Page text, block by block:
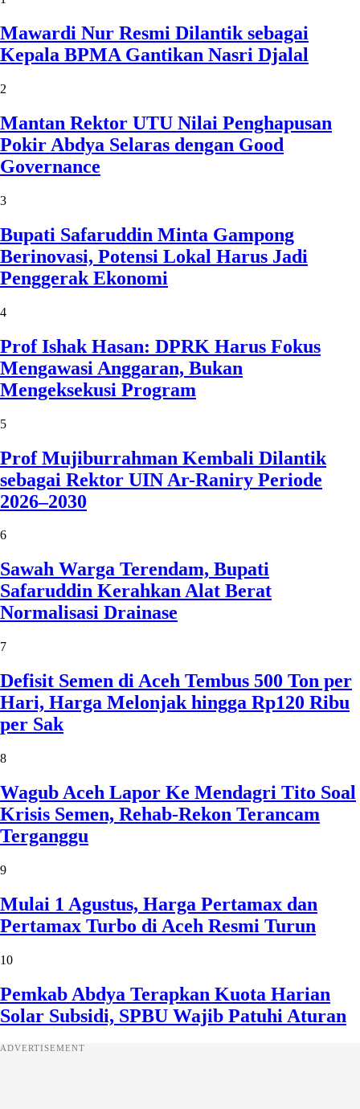
Mawardi Nur Resmi Dilantik sebagai
Kepala BPMA Gantikan Nasri Djalal
2
Mantan Rektor UTU Nilai Penghapusan
Pokir Abdya Selaras dengan Good
Governance
3
Bupati Safaruddin Minta Gampong
Berinovasi, Potensi Lokal Harus Jadi
Penggerak Ekonomi
4
Prof Ishak Hasan: DPRK Harus Fokus
Mengawasi Anggaran, Bukan
Mengeksekusi Program
5
Prof Mujiburrahman Kembali Dilantik
sebagai Rektor UIN Ar-Raniry Periode
2026–2030
6
Sawah Warga Terendam, Bupati
Safaruddin Kerahkan Alat Berat
Normalisasi Drainase
7
Defisit Semen di Aceh Tembus 500 Ton per
Hari, Harga Melonjak hingga Rp120 Ribu
per Sak
8
Wagub Aceh Lapor Ke Mendagri Tito Soal
Krisis Semen, Rehab-Rekon Terancam
Terganggu
9
Mulai 1 Agustus, Harga Pertamax dan
Pertamax Turbo di Aceh Resmi Turun
10
Pemkab Abdya Terapkan Kuota Harian
Solar Subsidi, SPBU Wajib Patuhi Aturan
ADVERTISEMENT